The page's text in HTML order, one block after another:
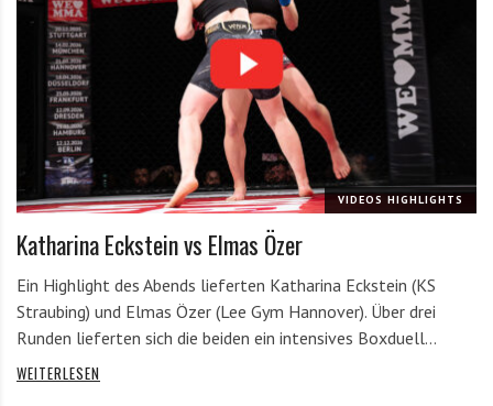
VIDEOS HIGHLIGHTS
Katharina Eckstein vs Elmas Özer
Ein Highlight des Abends lieferten Katharina Eckstein (KS
Straubing) und Elmas Özer (Lee Gym Hannover). Über drei
Runden lieferten sich die beiden ein intensives Boxduell…
WEITERLESEN